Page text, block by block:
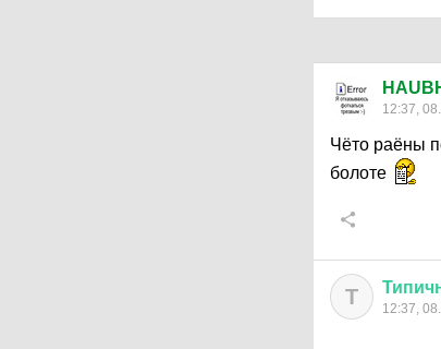
12:37,
Чёто раёны
болоте
Т 12:37,